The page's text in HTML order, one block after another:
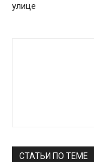
улице
СТАТЬИ ПО ТЕМЕ